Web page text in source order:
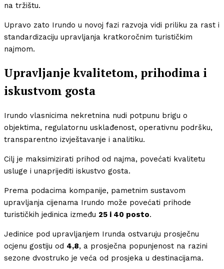
na tržištu.
Upravo zato Irundo u novoj fazi razvoja vidi priliku za rast i
standardizaciju upravljanja kratkoročnim turističkim
najmom.
Upravljanje kvalitetom, prihodima i
iskustvom gosta
Irundo vlasnicima nekretnina nudi potpunu brigu o
objektima, regulatornu usklađenost, operativnu podršku,
transparentno izvještavanje i analitiku.
Cilj je maksimizirati prihod od najma, povećati kvalitetu
usluge i unaprijediti iskustvo gosta.
Prema podacima kompanije, pametnim sustavom
upravljanja cijenama Irundo može povećati prihode
turističkih jedinica između 25 i 40 posto.
Jedinice pod upravljanjem Irunda ostvaruju prosječnu
ocjenu gostiju od 4,8, a prosječna popunjenost na razini
sezone dvostruko je veća od prosjeka u destinacijama.